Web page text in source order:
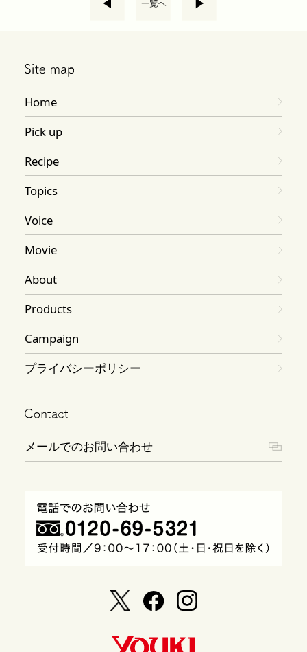
Home
Pick up
Recipe
Topics
Voice
Movie
About
Products
Campaign
プライバシーポリシー
メールでのお問い合わせ